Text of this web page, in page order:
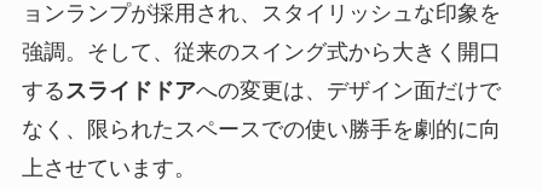
ョンランプが採用され、スタイリッシュな印象を
強調。そして、従来のスイング式から大きく開口
するスライドドアへの変更は、デザイン面だけで
なく、限られたスペースでの使い勝手を劇的に向
上させています。